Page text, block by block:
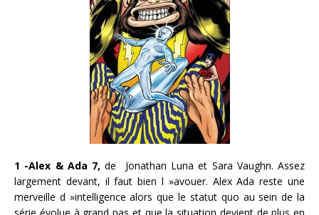
1 -Alex & Ada 7, de Jonathan Luna et Sara Vaughn. Assez
largement devant, il faut bien l »avouer. Alex Ada reste une
merveille d »intelligence alors que le statut quo au sein de la